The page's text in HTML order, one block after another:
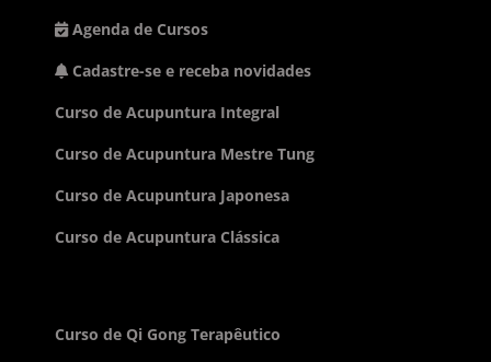
Agenda de Cursos
Cadastre-se e receba novidades
Curso de Acupuntura Integral
Curso de Acupuntura Mestre Tung
Curso de Acupuntura Japonesa
Curso de Acupuntura Clássica
Curso de Qi Gong Terapêutico